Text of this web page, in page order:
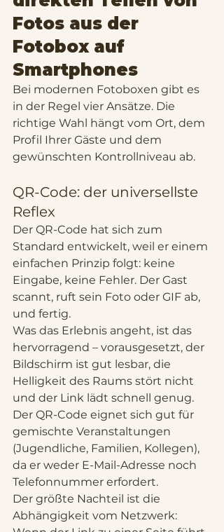
Fotos aus der
Fotobox auf
Smartphones
Bei modernen Fotoboxen gibt es
in der Regel vier Ansätze. Die
richtige Wahl hängt vom Ort, dem
Profil Ihrer Gäste und dem
gewünschten Kontrollniveau ab.
QR-Code: der universellste
Reflex
Der QR-Code hat sich zum
Standard entwickelt, weil er einem
einfachen Prinzip folgt: keine
Eingabe, keine Fehler. Der Gast
scannt, ruft sein Foto oder GIF ab,
und fertig.
Was das Erlebnis angeht, ist das
hervorragend – vorausgesetzt, der
Bildschirm ist gut lesbar, die
Helligkeit des Raums stört nicht
und der Link lädt schnell genug.
Der QR-Code eignet sich gut für
gemischte Veranstaltungen
(Jugendliche, Familien, Kollegen),
da er weder E-Mail-Adresse noch
Telefonnummer erfordert.
Der größte Nachteil ist die
Abhängigkeit vom Netzwerk: